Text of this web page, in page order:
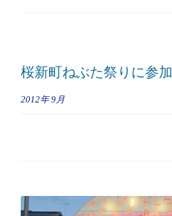
桜新町ねぶた祭りに参加
2012年 9月